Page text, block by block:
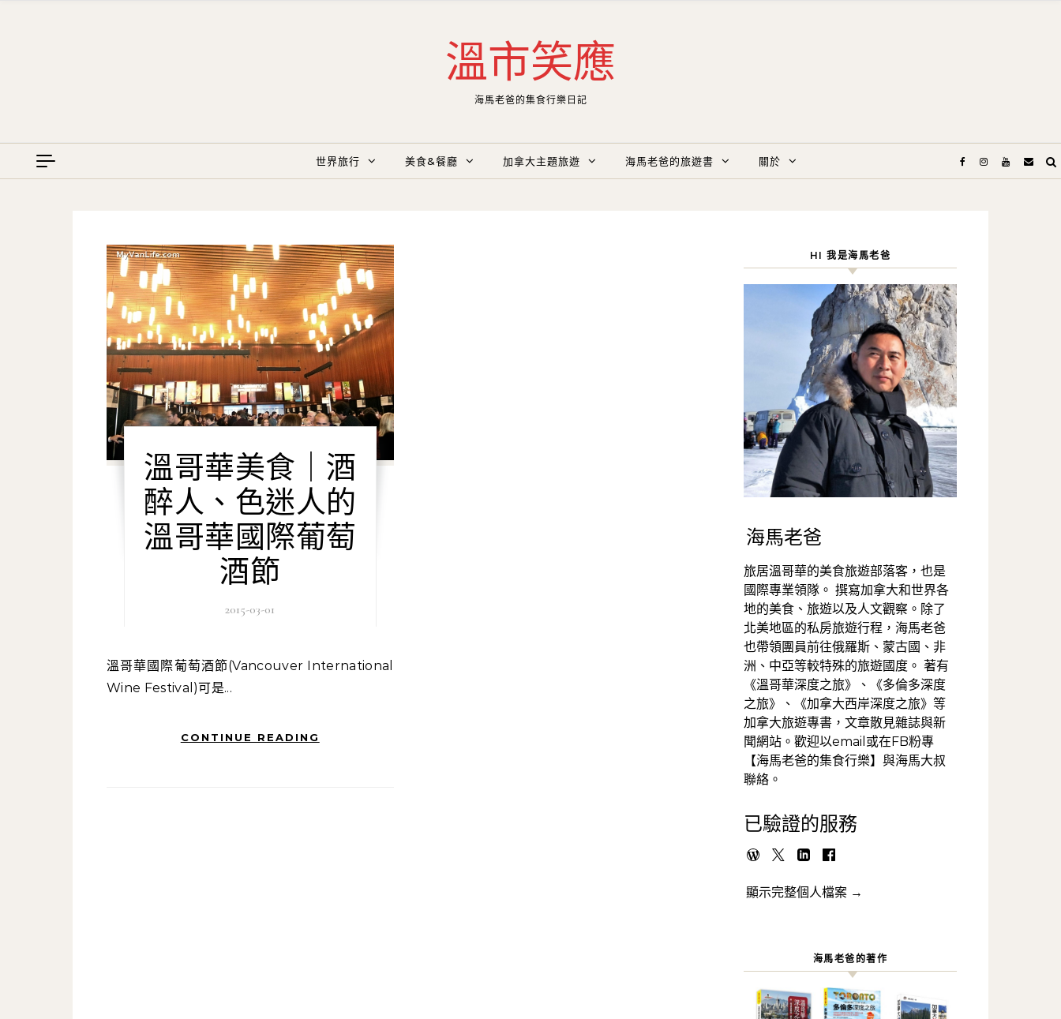
溫市笑應
海馬老爸的集食行樂日記
世界旅行 美食&餐廳 加拿大主題旅遊 海馬老爸的旅遊書 關於
溫哥華美食｜酒
醉人、色迷人的
溫哥華國際葡萄
酒節
2015-03-01
溫哥華國際葡萄酒節(Vancouver International
Wine Festival)可是...
CONTINUE READING
HI 我是海馬老爸
海馬老爸
旅居溫哥華的美食旅遊部落客，也是
國際專業領隊。 撰寫加拿大和世界各
地的美食、旅遊以及人文觀察。除了
北美地區的私房旅遊行程，海馬老爸
也帶領團員前往俄羅斯、蒙古國、非
洲、中亞等較特殊的旅遊國度。 著有
《溫哥華深度之旅》、《多倫多深度
之旅》、《加拿大西岸深度之旅》等
加拿大旅遊專書，文章散見雜誌與新
聞網站。歡迎以email或在FB粉專
【海馬老爸的集食行樂】與海馬大叔
聯絡。
已驗證的服務
顯示完整個人檔案 →
海馬老爸的著作